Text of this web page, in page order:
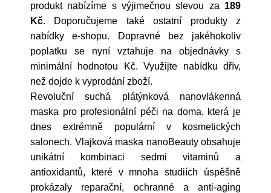
produkt nabízíme s výjimečnou slevou za 189
Kč. Doporučujeme také ostatní produkty z
nabídky e-shopu. Dopravné bez jakéhokoliv
poplatku se nyní vztahuje na objednávky s
minimální hodnotou Kč. Využijte nabídku dřív,
než dojde k vyprodání zboží.
Revoluční suchá plátýnková nanovlákenná
maska pro profesionální péči na doma, která je
dnes extrémně populární v kosmetických
salonech. Vlajková maska nanoBeauty obsahuje
unikátní kombinaci sedmi vitaminů a
antioxidantů, které v mnoha studiích úspěšně
prokázaly reparační, ochranné a anti-aging